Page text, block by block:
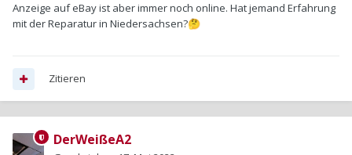
Anzeige auf eBay ist aber immer noch online. Hat jemand Erfahrung
mit der Reparatur in Niedersachsen?🤔
Zitieren
DerWeißeA2